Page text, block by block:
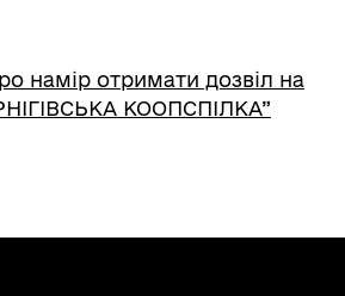
намір отримати дозвіл на
КООПСПІЛКА”